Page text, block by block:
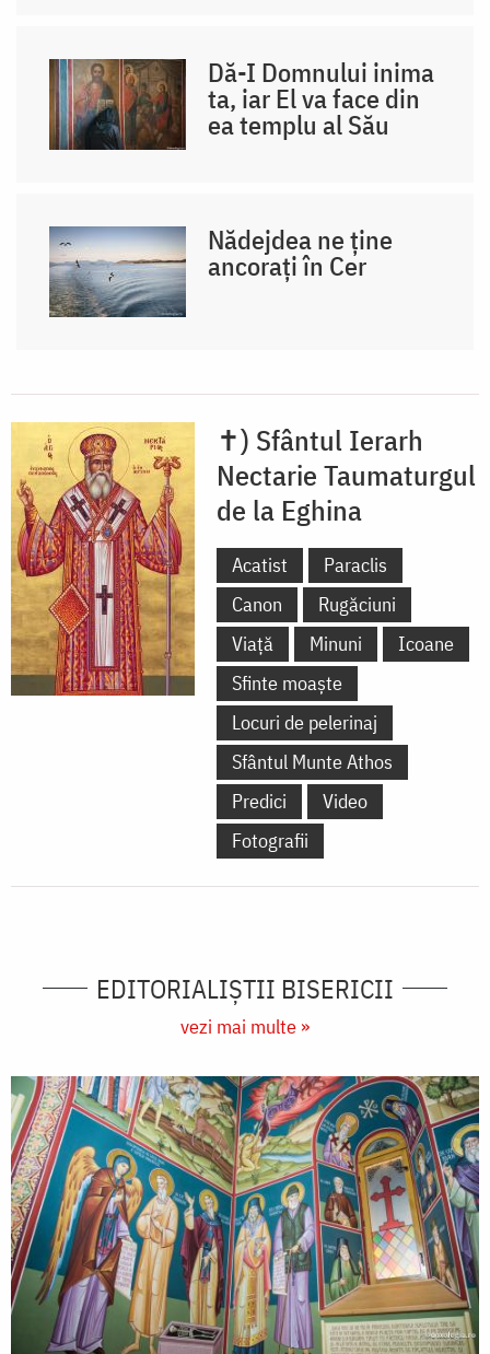
Dă-I Domnului inima
ta, iar El va face din
ea templu al Său
Nădejdea ne ține
ancorați în Cer
✝) Sfântul Ierarh
Nectarie Taumaturgul
de la Eghina
Acatist
Paraclis
Canon
Rugăciuni
Viață
Minuni
Icoane
Sfinte moaște
Locuri de pelerinaj
Sfântul Munte Athos
Predici
Video
Fotografii
EDITORIALIȘTII BISERICII
vezi mai multe »